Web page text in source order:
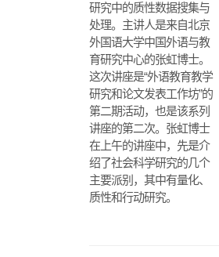
研究中的质性数据搜集与
处理。主讲人是来自北京
外国语大学中国外语与教
育研究中心的张虹博士。
这次讲座是“外语教育教学
研究和论文发表工作坊”的
第二期活动，也是该系列
讲座的第二次。张虹博士
在上午的讲座中，先是介
绍了社会科学研究的几个
主要派别，其中有量化、
质性和行动研究。